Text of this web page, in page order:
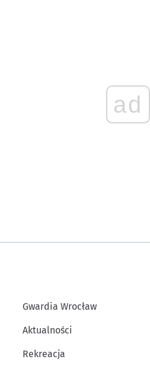
ad
Gwardia Wrocław
Aktualności
Rekreacja